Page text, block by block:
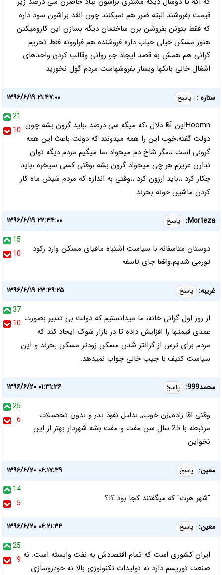
قیمت بفروشند البته ضرر هم نمیکنند چون انقد براشون سود داره
که فقط بتونن بفروشن برن ساختمان دیگه بسازن این کارومیکنن
هنوز مسکن خیلی حباب داره فروشنده هم فراوونه فقط تحریم
گرانی هم همش به قصد ایجاد جو روانی وقالب کردن واحدهای
اشغال خالی بانکها وبساز بفروشهاست مردم گول نخورید
ستاره : پاسخ
۱۳۹۶/۶/۱۹ ۲۱:۴۷:۰۰
21
10 Hoomnاین آقا دلال ،که میگه سی درصد ،باید گرون بشه چون
دولت گفته،خوب این را همه میدونند که دولت باعث این همه
گرونی است ،،مگر شاخ دم میخواد ،ما میگیم مردم دیگه توان
ندارن عزیزم هر چی میخواد گرون بشه ،وقتی کسی نمیخره ،باید
چکار کرد ،،باید ارزون کرد ،،وقتی به اندازه که مردم شیش ماه کار
کردن ماشین خونه بخرند
Morteza: پاسخ
۱۳۹۶/۶/۱۹ ۲۲:۳۴:۰۰
15
10
دوستان متاسفانه با سیاست اشتباه مافیای مسکن وارد رکود
تورمی شدیم.واقعا جای تاسفه
غریبه: پاسخ
۱۳۹۶/۶/۱۹ ۲۳:۴۹:۲۵
37
10 از روز اول گرانی خانه، ما میدانستیم که دولت بی تدبیر بصورت
عمدی قیمتها را افزایش داده تا در بازار شوک ایجاد کند که
مردم برای ترس از گرانتر شدن مسکن زودتر مسکن بخرند و این
سیاست کثیف با جیب خالی جواب نمیدهد.
محمد999: پاسخ
۱۳۹۶/۶/۲۰ ۰۱:۳۱:۳۶
25
6
وقتى اقا زاده,,ژن خوب,, بدليل نفوذ پدر و بدون تحصيلات
مرتبطه با 25 سال سن مفت و مفت بشه شهردار بهتر از اين
نخواين
معین: پاسخ
۱۳۹۶/۶/۲۰ ۰۶:۱۷:۳۹
14
5
"شهر هرت" که میگفتند کجا بود ؟!؟
معین: پاسخ
۱۳۹۶/۶/۲۰ ۰۶:۲۱:۳۴
25
9 ایران کشوری است که تمام اقتصادش به نفت وابسته است: نه
صنعت توریسم دارد نه تولیدات تکنولوژی بالا نه خودروسازی